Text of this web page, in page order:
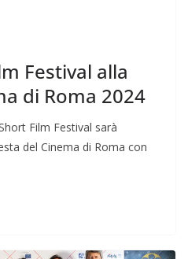
Festival alla
di Roma 2024
Film Festival sarà
del Cinema di Roma con